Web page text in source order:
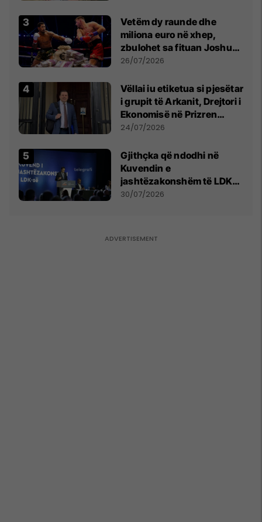
Vetëm dy raunde dhe
miliona euro në xhep,
zbulohet sa fituan Joshua
e Prenga
26/07/2026
Vëllai iu etiketua si pjesëtar
i grupit të Arkanit, Drejtori i
Ekonomisë në Prizren
mohon pretendimet
24/07/2026
Gjithçka që ndodhi në
Kuvendin e
jashtëzakonshëm të LDK-
së
30/07/2026